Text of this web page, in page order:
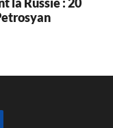
la Russie : 20